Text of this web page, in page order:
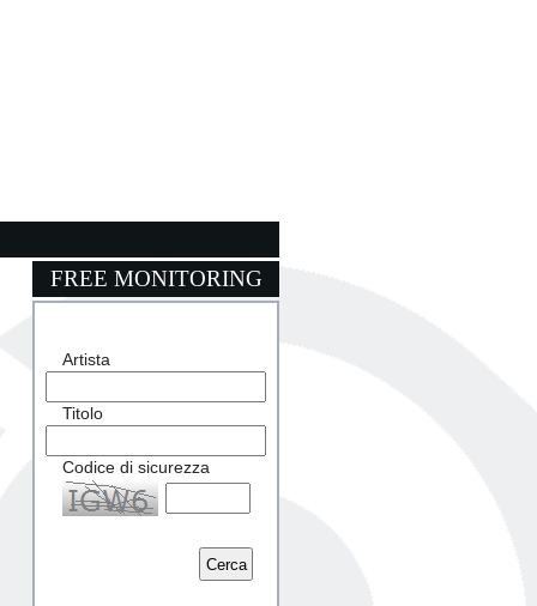
FREE MONITORING
Artista
Titolo
Codice di sicurezza
Captcha